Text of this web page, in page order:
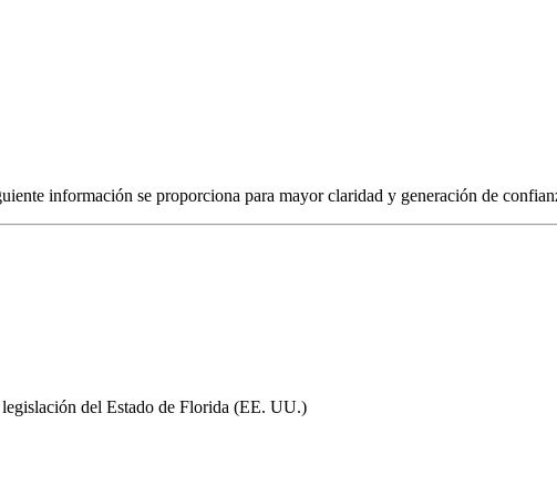
información se proporciona para mayor claridad y generación de
del Estado de Florida (EE. UU.)